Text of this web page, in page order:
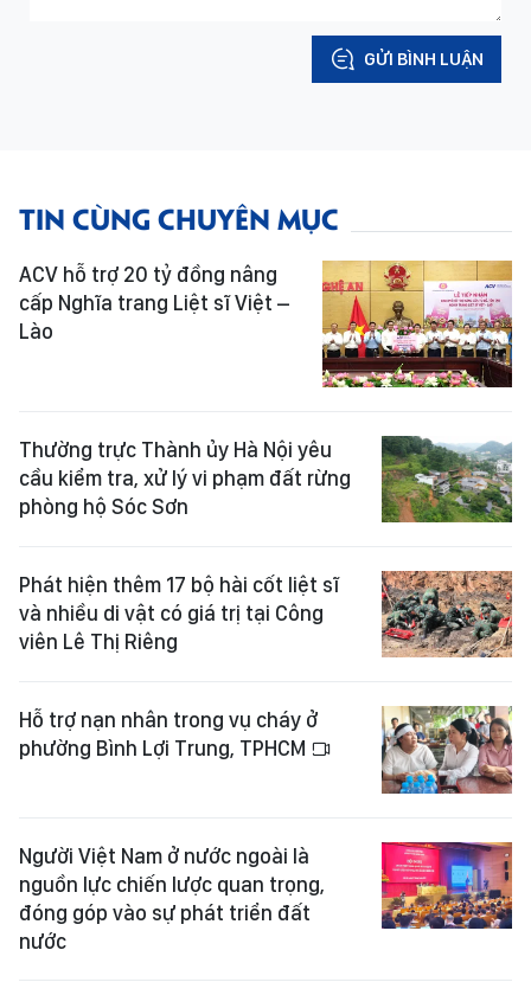
GỬI BÌNH LUẬN
TIN CÙNG CHUYÊN MỤC
ACV hỗ trợ 20 tỷ đồng nâng
cấp Nghĩa trang Liệt sĩ Việt –
Lào
Thường trực Thành ủy Hà Nội yêu
cầu kiểm tra, xử lý vi phạm đất rừng
phòng hộ Sóc Sơn
Phát hiện thêm 17 bộ hài cốt liệt sĩ
và nhiều di vật có giá trị tại Công
viên Lê Thị Riêng
Hỗ trợ nạn nhân trong vụ cháy ở
phường Bình Lợi Trung, TPHCM
Người Việt Nam ở nước ngoài là
nguồn lực chiến lược quan trọng,
đóng góp vào sự phát triển đất
nước